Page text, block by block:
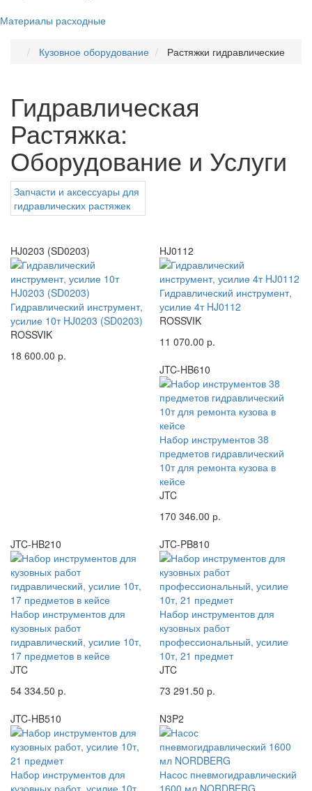
Материалы расходные
Кузовное оборудование Растяжки гидравлические
Гидравлическая
Растяжка:
Оборудование и Услуги
Запчасти и аксессуары для
гидравлических растяжек
HJ0203 (SD0203)
Гидравлический инструмент,
усилие 10т HJ0203 (SD0203)
ROSSVIK
18 600.00 р.
HJ0112
Гидравлический инструмент,
усилие 4т HJ0112
ROSSVIK
11 070.00 р.
JTC-HB610
Набор инструментов 38
предметов гидравлический
10т для ремонта кузова в
кейсе
JTC
170 346.00 р.
JTC-HB210
Набор инструментов для
кузовных работ
гидравлический, усилие 10т,
17 предметов в кейсе
JTC
54 334.50 р.
JTC-PB810
Набор инструментов для
кузовных работ
профессиональный, усилие
10т, 21 предмет
JTC
73 291.50 р.
JTC-HB510
Набор инструментов для
N3P2
Насос пневмогидравлический